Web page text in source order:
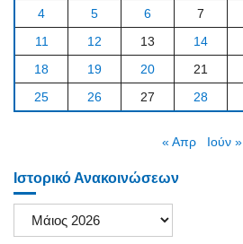
4
5 6 7
11
12 13 14
18
19 20 21
25
26 27 28
« Απρ Ιούν »
Ιστορικό Ανακοινώσεων
Ιστορικό
Ανακοινώσεων